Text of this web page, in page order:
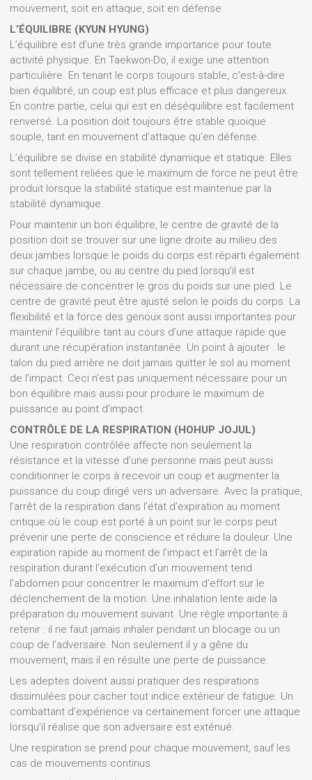
mouvement, soit en attaque, soit en défense.
L’ÉQUILIBRE (KYUN HYUNG)
L’équilibre est d’une très grande importance pour toute
activité physique. En Taekwon-Do, il exige une attention
particulière. En tenant le corps toujours stable, c’est-à-dire
bien équilibré, un coup est plus efficace et plus dangereux.
En contre partie, celui qui est en déséquilibre est facilement
renversé. La position doit toujours être stable quoique
souple, tant en mouvement d’attaque qu’en défense.
L’équilibre se divise en stabilité dynamique et statique. Elles
sont tellement reliées que le maximum de force ne peut être
produit lorsque la stabilité statique est maintenue par la
stabilité dynamique.
Pour maintenir un bon équilibre, le centre de gravité de la
position doit se trouver sur une ligne droite au milieu des
deux jambes lorsque le poids du corps est réparti également
sur chaque jambe, ou au centre du pied lorsqu’il est
nécessaire de concentrer le gros du poids sur une pied. Le
centre de gravité peut être ajusté selon le poids du corps. La
flexibilité et la force des genoux sont aussi importantes pour
maintenir l’équilibre tant au cours d’une attaque rapide que
durant une récupération instantanée. Un point à ajouter : le
talon du pied arrière ne doit jamais quitter le sol au moment
de l’impact. Ceci n’est pas uniquement nécessaire pour un
bon équilibre mais aussi pour produire le maximum de
puissance au point d’impact.
CONTRÔLE DE LA RESPIRATION (HOHUP JOJUL)
Une respiration contrôlée affecte non seulement la
résistance et la vitesse d’une personne mais peut aussi
conditionner le corps à recevoir un coup et augmenter la
puissance du coup dirigé vers un adversaire. Avec la pratique,
l’arrêt de la respiration dans l’état d’expiration au moment
critique où le coup est porté à un point sur le corps peut
prévenir une perte de conscience et réduire la douleur. Une
expiration rapide au moment de l’impact et l’arrêt de la
respiration durant l’exécution d’un mouvement tend
l’abdomen pour concentrer le maximum d’effort sur le
déclenchement de la motion. Une inhalation lente aide la
préparation du mouvement suivant. Une règle importante à
retenir : il ne faut jamais inhaler pendant un blocage ou un
coup de l’adversaire. Non seulement il y a gêne du
mouvement, mais il en résulte une perte de puissance.
Les adeptes doivent aussi pratiquer des respirations
dissimulées pour cacher tout indice extérieur de fatigue. Un
combattant d’expérience va certainement forcer une attaque
lorsqu’il réalise que son adversaire est exténué.
Une respiration se prend pour chaque mouvement, sauf les
cas de mouvements continus.